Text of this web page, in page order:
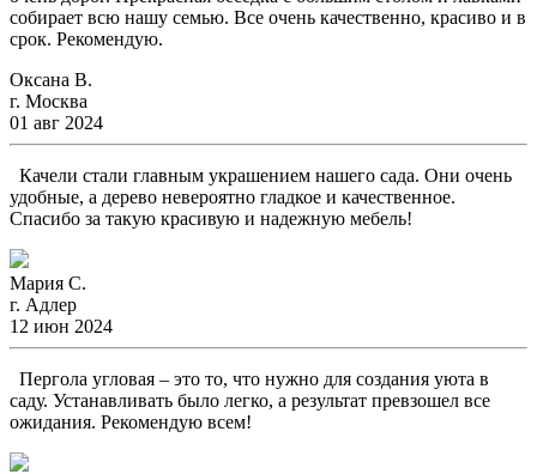
собирает всю нашу семью. Все очень качественно, красиво и в
срок. Рекомендую.
Оксана В.
г. Москва
01 авг 2024
Качели стали главным украшением нашего сада. Они очень
удобные, а дерево невероятно гладкое и качественное.
Спасибо за такую красивую и надежную мебель!
Мария С.
г. Адлер
12 июн 2024
Пергола угловая – это то, что нужно для создания уюта в
саду. Устанавливать было легко, а результат превзошел все
ожидания. Рекомендую всем!